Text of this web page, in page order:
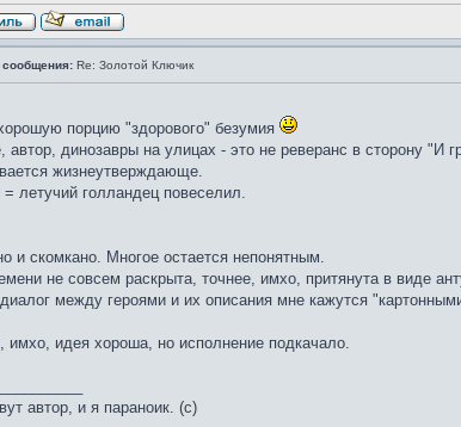
сообщения: Re: Золотой Ключик
порцию "здорового" безумия
автор, динозавры на улицах - это не реверанс в сторону "И
жизнеутверждающе.
= летучий голландец повеселил.
и скомкано. Многое остается непонятным.
не совсем раскрыта, точнее, имхо, притянута в виде
между героями и их описания мне кажутся
имхо, идея хороша, но исполнение подкачало.
автор, и я параноик. (с)